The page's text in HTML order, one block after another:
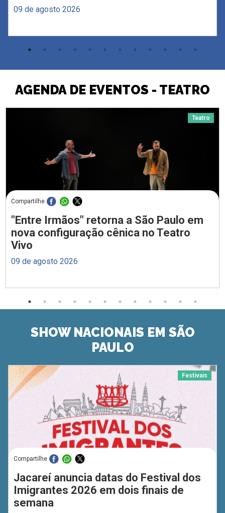
09 de agosto 2026
AGENDA DE EVENTOS - TEATRO
Teatro
Compartilhe
"Entre Irmãos" retorna a São Paulo em
nova configuração cênica no Teatro
Vivo
09 de agosto 2026
SHOW NACIONAIS EM SÃO
PAULO
Festivais
Compartilhe
Jacareí anuncia datas do Festival dos
Imigrantes 2026 em dois finais de
semana